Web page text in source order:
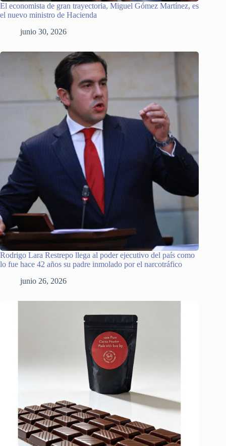
El economista de gran trayectoria, Miguel Gómez Martínez, es
el nuevo ministro de Hacienda
junio 30, 2026
Rodrigo Lara Restrepo llega al poder ejecutivo del país como
lo fue hace 42 años su padre inmolado por el narcotráfico
junio 26, 2026